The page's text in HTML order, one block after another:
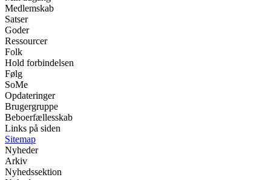
Medlemskab
Satser
Goder
Ressourcer
Folk
Hold forbindelsen
Følg
SoMe
Opdateringer
Brugergruppe
Beboerfællesskab
Links på siden
Sitemap
Nyheder
Arkiv
Nyhedssektion